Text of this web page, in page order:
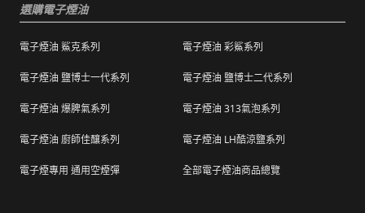
統更新時間，會有所出入）
海外運送：
海外顧客如需訂購，請聯絡客服中心協助海外
裝上黏貼紙張或書寫文字。
購買之商品若符合促銷活動（ 如滿減、免運等
本站商品屬於食品類，基於安全衛生考量，除
有非人為造成的破壞、損毀或不完整的商品瑕
選購電子煙油
電子煙油 鯊克系列 電子煙油 彩鯊系列
電子煙油 鹽博士一代系列 電子煙油 鹽博士二代系列
電子煙油 爆脾氣系列 電子煙油 313氣泡系列
電子煙油 廚師佳釀系列 電子煙油 LH酷涼鹽系列
電子煙專用 通用空煙彈 全部電子煙油商品總覽